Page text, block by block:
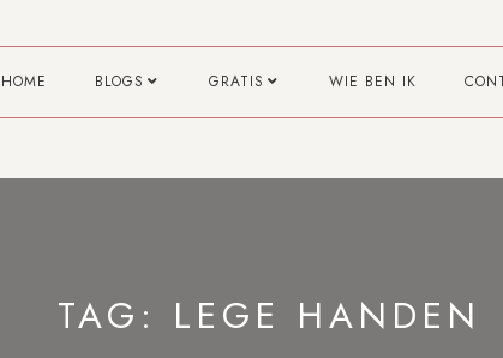
HOME BLOGS GRATIS WIE BEN IK
TAG: LEGE HANDEN